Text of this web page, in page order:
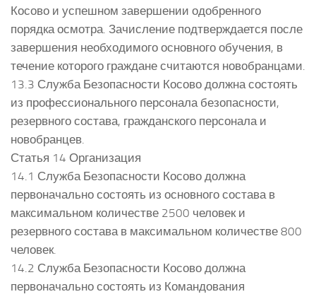
Косово и успешном завершении одобренного
порядка осмотра. Зачисление подтверждается после
завершения необходимого основного обучения, в
течение которого граждане считаются новобранцами.
13.3 Служба Безопасности Косово должна состоять
из профессионального персонала безопасности,
резервного состава, гражданского персонала и
новобранцев.
Статья 14 Организация
14.1 Служба Безопасности Косово должна
первоначально состоять из основного состава в
максимальном количестве 2500 человек и
резервного состава в максимальном количестве 800
человек.
14.2 Служба Безопасности Косово должна
первоначально состоять из Командования